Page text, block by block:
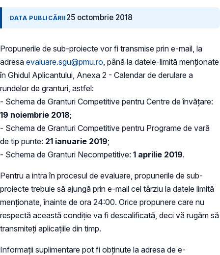
DATA PUBLICĂRII 25 octombrie 2018
Propunerile de sub-proiecte vor fi transmise prin e-mail, la
adresa evaluare.sgu@pmu.ro , până la datele-limită menţionate
în Ghidul Aplicantului, Anexa 2 - Calendar de derulare a
rundelor de granturi, astfel:
- Schema de Granturi Competitive pentru Centre de învățare:
19 noiembrie 2018;
- Schema de Granturi Competitive pentru Programe de vară
de tip punte: 21 ianuarie 2019;
- Schema de Granturi Necompetitive: 1 aprilie 2019.
Pentru a intra în procesul de evaluare, propunerile de sub-
proiecte trebuie să ajungă prin e-mail cel târziu la datele limită
menționate, înainte de ora 24:00. Orice propunere care nu
respectă această condiție va fi descalificată, deci vă rugăm să
transmiteți aplicațiile din timp.
Informații suplimentare pot fi obținute la adresa de e-